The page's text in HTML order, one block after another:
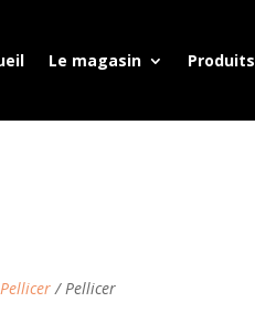
Le magasin Produits
Pellicer/ Pellicer